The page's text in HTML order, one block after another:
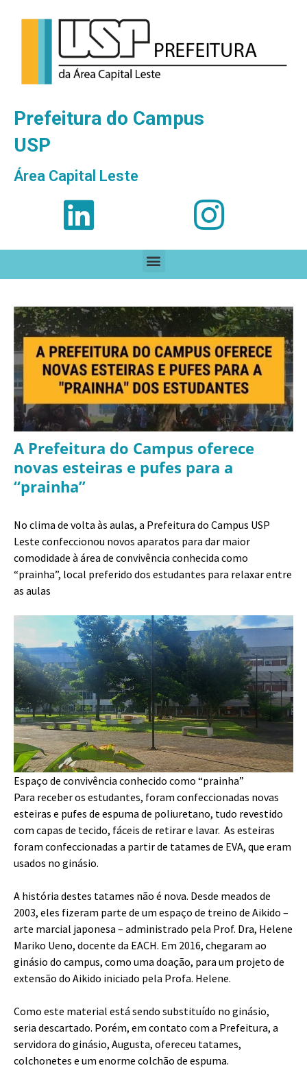
Prefeitura do Campus
USP
Área Capital Leste
A Prefeitura do Campus oferece
novas esteiras e pufes para a
“prainha”
No clima de volta às aulas, a Prefeitura do Campus USP
Leste confeccionou novos aparatos para dar maior
comodidade à área de convivência conhecida como
“prainha”, local preferido dos estudantes para relaxar entre
as aulas
Espaço de convivência conhecido como “prainha”
Para receber os estudantes, foram confeccionadas novas
esteiras e pufes de espuma de poliuretano, tudo revestido
com capas de tecido, fáceis de retirar e lavar. As esteiras
foram confeccionadas a partir de tatames de EVA, que eram
usados no ginásio.
A história destes tatames não é nova. Desde meados de
2003, eles fizeram parte de um espaço de treino de Aikido –
arte marcial japonesa – administrado pela Prof. Dra, Helene
Mariko Ueno, docente da EACH. Em 2016, chegaram ao
ginásio do campus, como uma doação, para um projeto de
extensão do Aikido iniciado pela Profa. Helene.
Como este material está sendo substituído no ginásio,
seria descartado. Porém, em contato com a Prefeitura, a
servidora do ginásio, Augusta, ofereceu tatames,
colchonetes e um enorme colchão de espuma.